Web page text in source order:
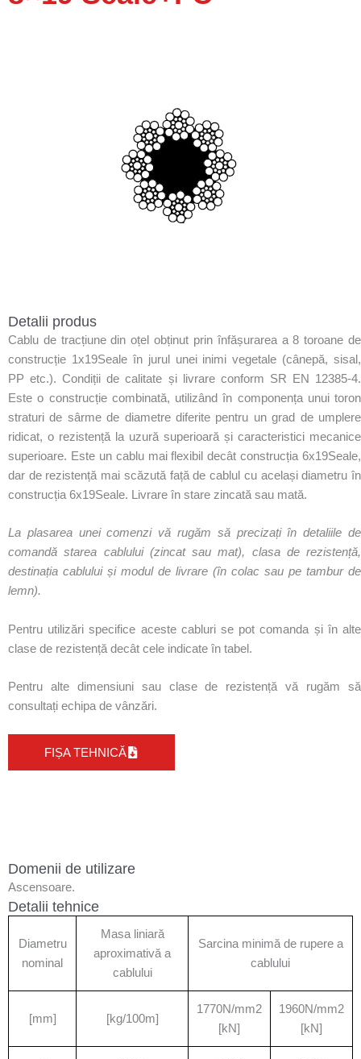
Detalii produs
Cablu de tracțiune din oțel obținut prin înfășurarea a 8 toroane de
construcție 1x19Seale în jurul unei inimi vegetale (cânepă, sisal,
PP etc.). Condiții de calitate și livrare conform SR EN 12385-4.
Este o construcție combinată, utilizând în componența unui toron
straturi de sârme de diametre diferite pentru un grad de umplere
ridicat, o rezistență la uzură superioară și caracteristici mecanice
superioare. Este un cablu mai flexibil decât construcția 6x19Seale,
dar de rezistență mai scăzută față de cablul cu același diametru în
construcția 6x19Seale. Livrare în stare zincată sau mată.
La plasarea unei comenzi vă rugăm să precizați în detaliile de
comandă starea cablului (zincat sau mat), clasa de rezistență,
destinația cablului și modul de livrare (în colac sau pe tambur de
lemn).
Pentru utilizări specifice aceste cabluri se pot comanda și în alte
clase de rezistență decât cele indicate în tabel.
Pentru alte dimensiuni sau clase de rezistență vă rugăm să
consultați echipa de vânzări.
FIȘA TEHNICĂ
Domenii de utilizare
Ascensoare.
Detalii tehnice
Diametru
nominal
Masa liniară
aproximativă a
cablului
Sarcina minimă de rupere a
cablului
[mm] [kg/100m]
1770N/mm2
[kN]
1960N/mm2
[kN]